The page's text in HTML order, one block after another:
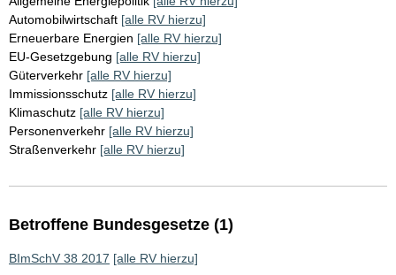
Automobilwirtschaft [alle RV hierzu]
Erneuerbare Energien [alle RV hierzu]
EU-Gesetzgebung [alle RV hierzu]
Güterverkehr [alle RV hierzu]
Immissionsschutz [alle RV hierzu]
Klimaschutz [alle RV hierzu]
Personenverkehr [alle RV hierzu]
Straßenverkehr [alle RV hierzu]
Betroffene Bundesgesetze (1)
BImSchV 38 2017 [alle RV hierzu]